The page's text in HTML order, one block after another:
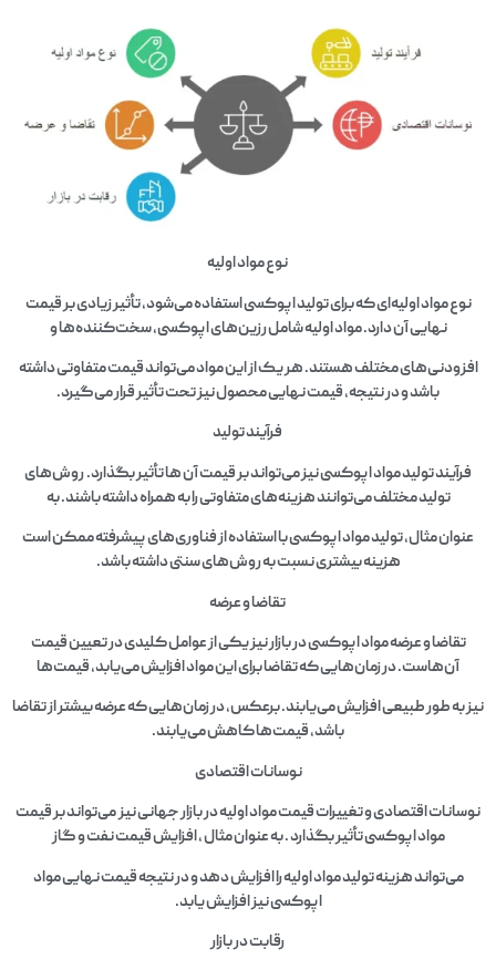
نوع مواد اولیه
نوع مواد اولیه‌ای که برای تولید اپوکسی استفاده می‌شود، تأثیر زیادی بر قیمت
نهایی آن دارد. مواد اولیه شامل رزین‌های اپوکسی، سخت‌کننده‌ها و
افزودنی‌های مختلف هستند. هر یک از این مواد می‌تواند قیمت متفاوتی داشته
باشد و در نتیجه، قیمت نهایی محصول نیز تحت تأثیر قرار می‌گیرد.
فرآیند تولید
فرآیند تولید مواد اپوکسی نیز می‌تواند بر قیمت آن‌ ها تأثیر بگذارد. روش‌های
تولید مختلف می‌توانند هزینه‌های متفاوتی را به همراه داشته باشند. به
عنوان مثال، تولید مواد اپوکسی با استفاده از فناوری‌های پیشرفته ممکن است
هزینه بیشتری نسبت به روش‌های سنتی داشته باشد.
تقاضا و عرضه
تقاضا و عرضه مواد اپوکسی در بازار نیز یکی از عوامل کلیدی در تعیین قیمت
آن‌هاست. در زمان‌هایی که تقاضا برای این مواد افزایش می‌یابد، قیمت‌ها
نیز به طور طبیعی افزایش می‌یابند. برعکس، در زمان‌هایی که عرضه بیشتر از تقاضا
باشد، قیمت‌ها کاهش می‌یابند.
نوسانات اقتصادی
نوسانات اقتصادی و تغییرات قیمت مواد اولیه در بازار جهانی نیز می‌تواند بر قیمت
مواد اپوکسی تأثیر بگذارد . به عنوان مثال ، افزایش قیمت نفت و گاز
می‌تواند هزینه تولید مواد اولیه را افزایش دهد و در نتیجه قیمت نهایی مواد
اپوکسی نیز افزایش یابد.
رقابت در بازار